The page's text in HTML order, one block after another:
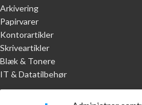
Arkivering
Papirvarer
Kontorartikler
Skriveartikler
Blæk & Tonere
IT & Datatilbehør